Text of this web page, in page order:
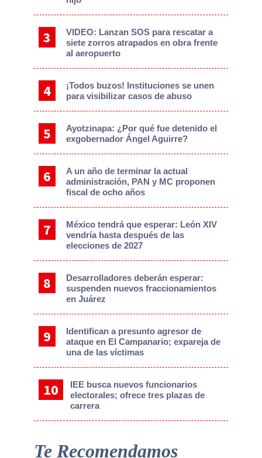
VIDEO: Lanzan SOS para rescatar a
siete zorros atrapados en obra frente
al aeropuerto
¡Todos buzos! Instituciones se unen
para visibilizar casos de abuso
Ayotzinapa: ¿Por qué fue detenido el
exgobernador Ángel Aguirre?
A un año de terminar la actual
administración, PAN y MC proponen
fiscal de ocho años
México tendrá que esperar: León XIV
vendría hasta después de las
elecciones de 2027
Desarrolladores deberán esperar:
suspenden nuevos fraccionamientos
en Juárez
Identifican a presunto agresor de
ataque en El Campanario; expareja de
una de las víctimas
IEE busca nuevos funcionarios
electorales; ofrece tres plazas de
carrera
Te Recomendamos